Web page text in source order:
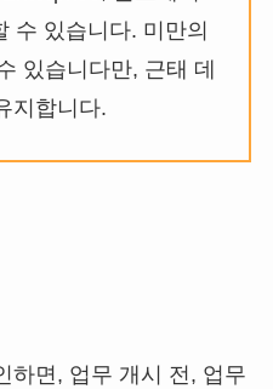
수 있습니다. 미만의
있습니다만, 근태 데
지합니다.
하면, 업무 개시 전, 업무